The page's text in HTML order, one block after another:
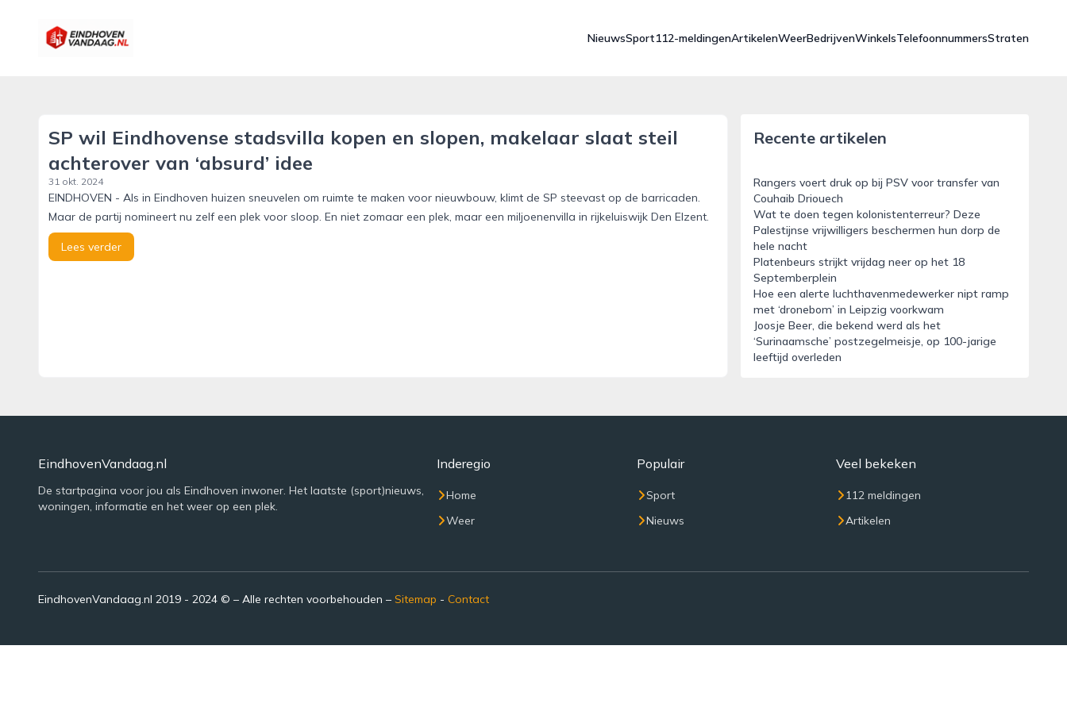
eindhovenvandaag.nl
NieuwsSport112-meldingenArtikelenWeerBedrijvenWinkelsTelefoonnummersStraten
SP wil Eindhovense stadsvilla kopen en slopen, makelaar slaat steil
achterover van ‘absurd’ idee
31 okt. 2024
EINDHOVEN - Als in Eindhoven huizen sneuvelen om ruimte te maken voor nieuwbouw, klimt de SP steevast op de barricaden.
Maar de partij nomineert nu zelf een plek voor sloop. En niet zomaar een plek, maar een miljoenenvilla in rijkeluiswijk Den Elzent.
Lees verder
Recente artikelen
Rangers voert druk op bij PSV voor transfer van
Couhaib Driouech
Wat te doen tegen kolonistenterreur? Deze
Palestijnse vrijwilligers beschermen hun dorp de
hele nacht
Platenbeurs strijkt vrijdag neer op het 18
Septemberplein
Hoe een alerte luchthavenmedewerker nipt ramp
met ‘dronebom’ in Leipzig voorkwam
Joosje Beer, die bekend werd als het
‘Surinaamsche’ postzegelmeisje, op 100-jarige
leeftijd overleden
EindhovenVandaag.nl
De startpagina voor jou als Eindhoven inwoner. Het laatste (sport)nieuws,
woningen, informatie en het weer op een plek.
Inderegio
Home
Weer
Populair
Sport
Nieuws
Veel bekeken
112 meldingen
Artikelen
EindhovenVandaag.nl 2019 - 2024 © – Alle rechten voorbehouden – Sitemap - Contact